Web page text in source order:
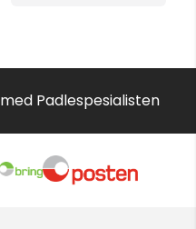
Padlespesialisten